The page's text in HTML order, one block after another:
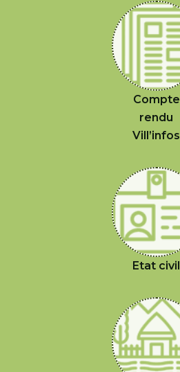
Compte
rendu
Vill’infos
Etat civil